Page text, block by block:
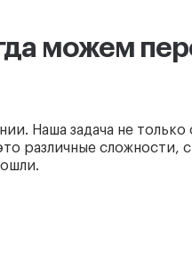
можем
Наша задача не только
различные сложности,